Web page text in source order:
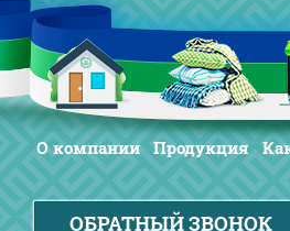
О компании Продукция
ОБРАТНЫЙ ЗВОНОК